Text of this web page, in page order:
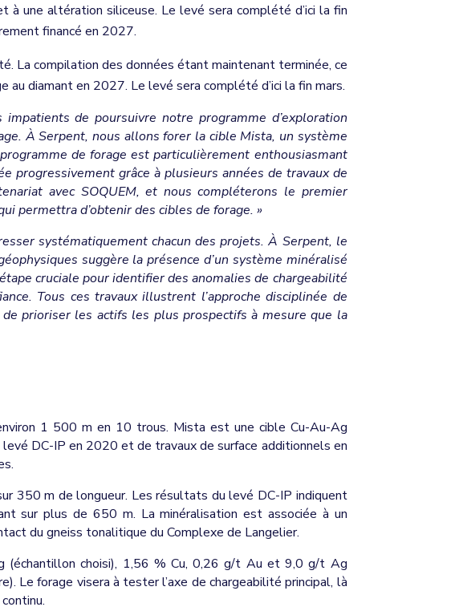
à une altération siliceuse. Le levé sera complété d’ici la fin
financé en 2027.
La compilation des données étant maintenant terminée, ce
diamant en 2027. Le levé sera complété d’ici la fin mars.
de poursuivre notre programme d’exploration
À Serpent, nous allons forer la cible Mista, un système
de forage est particulièrement enthousiasmant
progressivement grâce à plusieurs années de travaux de
avec SOQUEM, et nous compléterons le premier
permettra d’obtenir des cibles de forage. »
systématiquement chacun des projets. À Serpent, le
suggère la présence d’un système minéralisé
cruciale pour identifier des anomalies de chargeabilité
Tous ces travaux illustrent l’approche disciplinée de
prioriser les actifs les plus prospectifs à mesure que la
1 500 m en 10 trous. Mista est une cible Cu-Au-Ag
DC-IP en 2020 et de travaux de surface additionnels en
350 m de longueur. Les résultats du levé DC-IP indiquent
sur plus de 650 m. La minéralisation est associée à un
du gneiss tonalitique du Complexe de Langelier.
choisi), 1,56 % Cu, 0,26 g/t Au et 9,0 g/t Ag
Le forage visera à tester l’axe de chargeabilité principal, là